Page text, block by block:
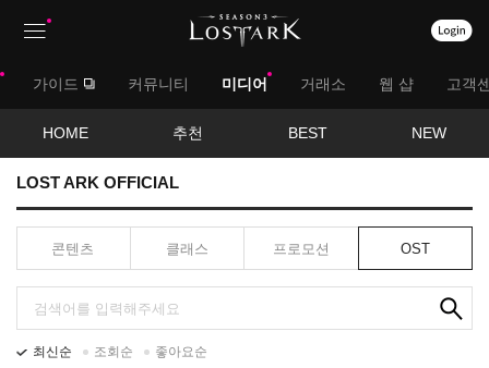
상
대
가이드 커뮤니티 미디어 거래소 웹 샵 고객
메
HOME 추천 BEST NEW
LOST ARK OFFICIAL
콘텐츠 클래스 프로모션 OST
최신순 조회순 좋아요순